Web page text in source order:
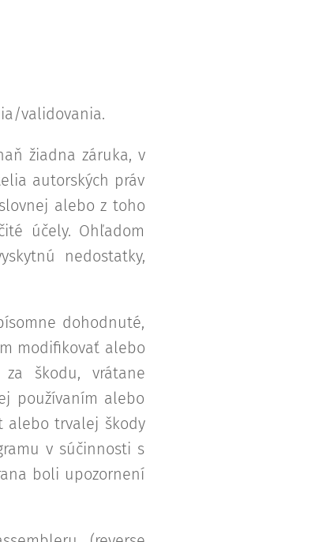
validovania.
žiadna záruka, v
autorských práv
alebo z toho
účely. Ohľadom
nedostatky,
dohodnuté,
modifikovať alebo
škodu, vrátane
používaním alebo
alebo trvalej škody
v súčinnosti s
boli upozornení